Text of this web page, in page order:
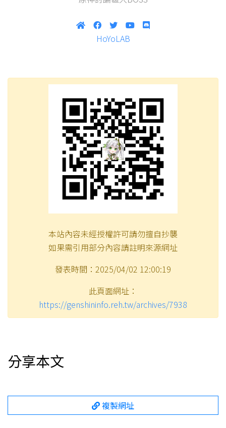
HoYoLAB
本站內容未經授權許可請勿擅自抄襲
如果需引用部分內容請註明來源網址
發表時間：2025/04/02 12:00:19
此頁面網址：
https://genshininfo.reh.tw/archives/7938
分享本文
複製網址